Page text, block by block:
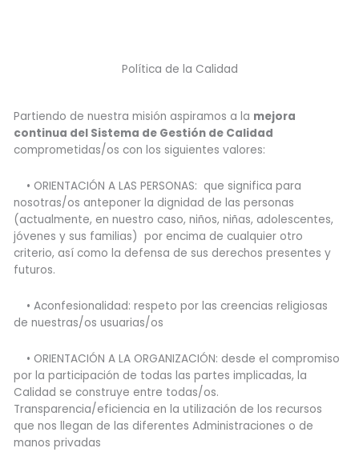
Política de la Calidad
Partiendo de nuestra misión aspiramos a la mejora
continua del Sistema de Gestión de Calidad
comprometidas/os con los siguientes valores:
• ORIENTACIÓN A LAS PERSONAS: que significa para
nosotras/os anteponer la dignidad de las personas
(actualmente, en nuestro caso, niños, niñas, adolescentes,
jóvenes y sus familias) por encima de cualquier otro
criterio, así como la defensa de sus derechos presentes y
futuros.
• Aconfesionalidad: respeto por las creencias religiosas
de nuestras/os usuarias/os
• ORIENTACIÓN A LA ORGANIZACIÓN: desde el compromiso
por la participación de todas las partes implicadas, la
Calidad se construye entre todas/os.
Transparencia/eficiencia en la utilización de los recursos
que nos llegan de las diferentes Administraciones o de
manos privadas